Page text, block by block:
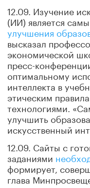
12.09. Изучение
(ИИ) является
улучшения
высказал
экономической
пресс-
оптимальному
интеллекта в
этическим
технологиями.
улучшить
искусственный
12.09. Сайты с
заданиями
формирует,
глава